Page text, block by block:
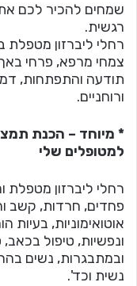
שמחים להכיר לכם את
רגשית.
רחלי ליברזון מטפלת
צמחי מרפא, פרחי באך,
תודעה והתפתחות,
ורוחניים.
* מיוחד – הכנת
למטופלים שלי
רחלי ליברזון מטפלת
פחדים, חרדות, קשב
אוטואימוניות, בעיות
ונפשיות, טיפול
ובמתבגרות, נשים
נשית וכד'.